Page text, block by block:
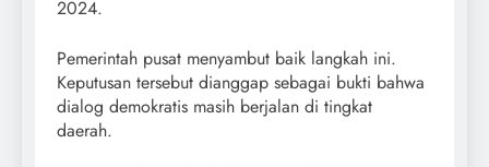
2024.
Pemerintah pusat menyambut baik langkah ini.
Keputusan tersebut dianggap sebagai bukti bahwa
dialog demokratis masih berjalan di tingkat
daerah.